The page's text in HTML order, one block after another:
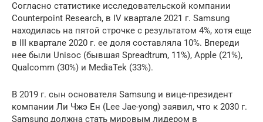
Согласно статистике исследовательской компании
Counterpoint Research, в IV квартале 2021 г. Samsung
находилась на пятой строчке с результатом 4%, хотя еще
в III квартале 2020 г. ее доля составляла 10%. Впереди
нее были Unisoc (бывшая Spreadtrum, 11%), Apple (21%),
Qualcomm (30%) и MediaTek (33%).
В 2019 г. сын основателя Samsung и вице-президент
компании Ли Чжэ Ен (Lee Jae-yong) заявил, что к 2030 г.
Samsung должна стать мировым лидером в